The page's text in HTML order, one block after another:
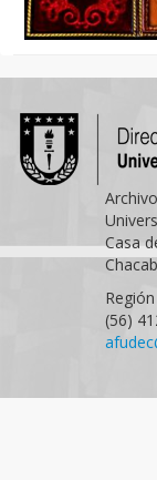
Casa
(56)